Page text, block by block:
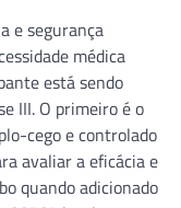
e segurança
médica
está sendo
III. O primeiro é o
cego e controlado
avaliar a eficácia e
quando adicionado